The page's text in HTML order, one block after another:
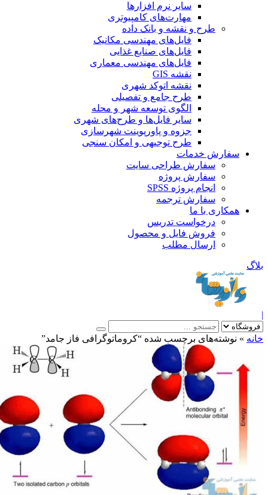
سایر نرم افزارها
مهارت‌های کامپیوتری
طرح و نقشه و بانک داده
فایل‌های مهندسی مکانیک
فایل‌های صنایع غذایی
فایل‌های مهندسی معماری
نقشه GIS
نقشه اتوکد شهری
طرح جامع و تفصیلی
الگوی توسعه شهر و محله
سایر فایل‌ها و طرح‌های شهری
جزوه و پاورپوینت شهرسازی
طرح توجیهی و امکان سنجی
سفارش خدمات
سفارش طراحی سایت
سفارش پروژه
انجام پروژه SPSS
سفارش ترجمه
همکاری با ما
درخواست تدریس
فروش فایل و محصول
ارسال مطلب
»نوشته‌های برچسب شده “کروماتوگرافی فاز جامد”